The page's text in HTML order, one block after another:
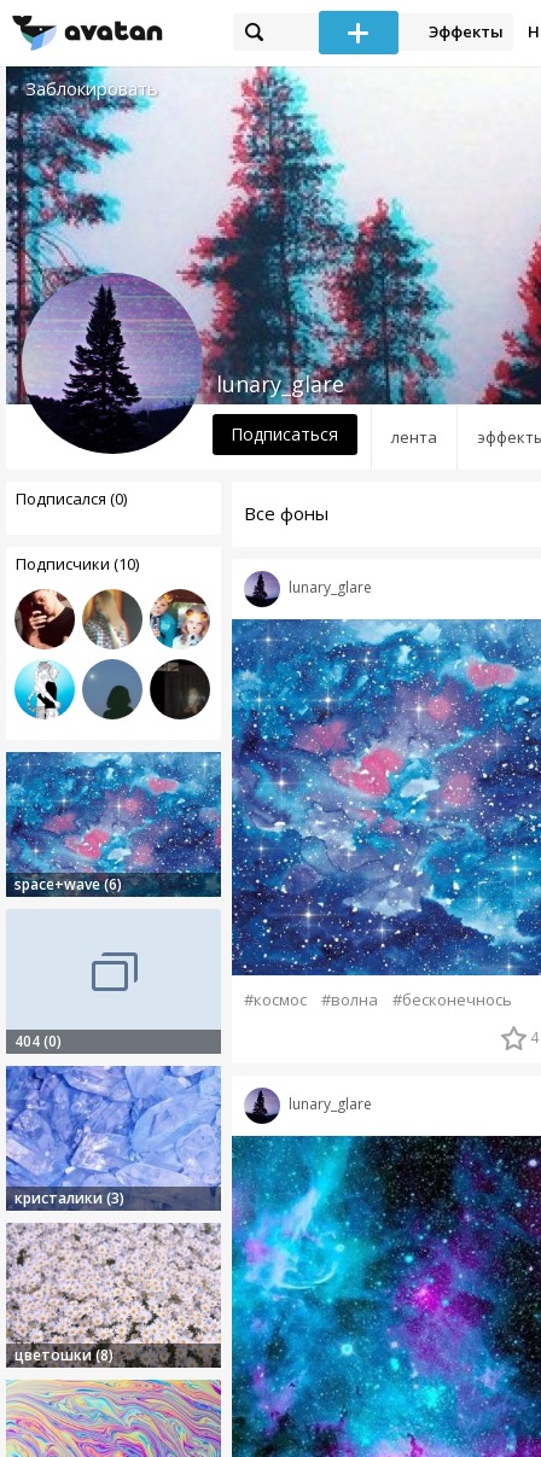
Эффекты
Заблокировать
лента
lunary_glare
Подписаться
Подписался (0)
Подписчики (10)
space+wave (6)
404 (0)
кристалики (3)
цветошки (8)
Все фоны
lunary_glare
#космос #волна #бесконечнось
4
lunary_glare